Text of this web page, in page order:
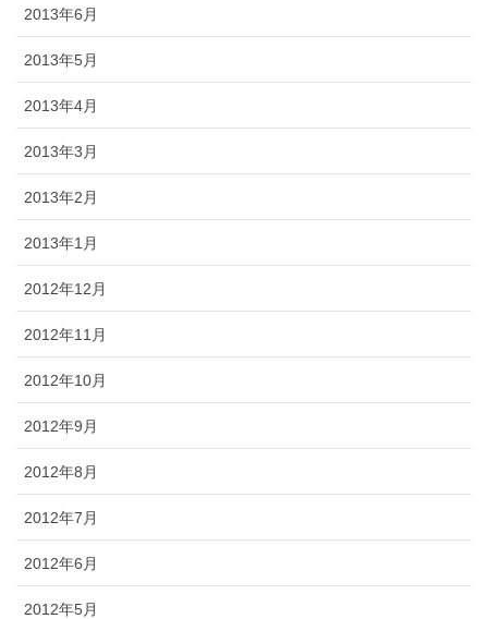
2013年6月
2013年5月
2013年4月
2013年3月
2013年2月
2013年1月
2012年12月
2012年11月
2012年10月
2012年9月
2012年8月
2012年7月
2012年6月
2012年5月